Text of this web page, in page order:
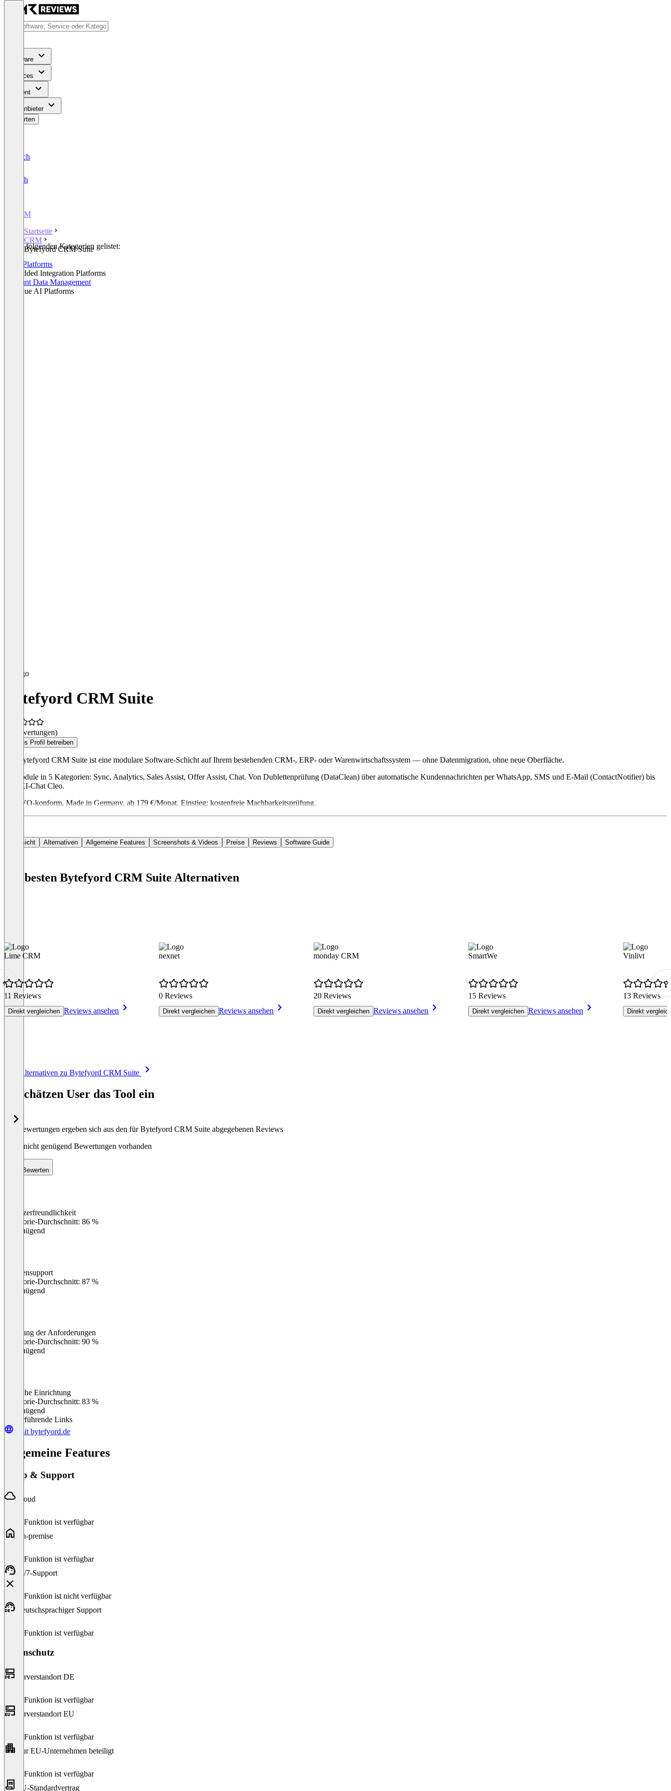
Software
Services
Content
Für Anbieter
Bewerten
Deutsch
English
CRM
Startseite
CRM
Bytefyord CRM Suite
In den folgenden Kategorien gelistet:
Sales Platforms
Embedded Integration Platforms
Account Data Management
Revenue AI Platforms
Bytefyord CRM Suite
(0 Bewertungen)
Dieses Profil betreiben
Die Bytefyord CRM Suite ist eine modulare Software-Schicht auf Ihrem bestehenden CRM-, ERP- oder Warenwirtschaftssystem — ohne Datenmigration, ohne neue Oberfläche.
13 Module in 5 Kategorien: Sync, Analytics, Sales Assist, Offer Assist, Chat. Von Dublettenprüfung (DataClean) über automatische Kundennachrichten per WhatsApp, SMS und E-Mail (ContactNotifier) bis
zum KI-Chat Cleo.
DSGVO-konform, Made in Germany, ab 179 €/Monat. Einstieg: kostenfreie Machbarkeitsprüfung.
Übersicht Alternativen Allgemeine Features Screenshots & Videos Preise Reviews Software Guide
Die besten Bytefyord CRM Suite Alternativen
Lime CRM
11 Reviews
Direkt vergleichen Reviews ansehen
nexnet
0 Reviews
Direkt vergleichen Reviews ansehen
monday CRM
20 Reviews
Direkt vergleichen Reviews ansehen
SmartWe
15 Reviews
Direkt vergleichen Reviews ansehen
Vinlivt
13 Reviews
Direkt
Alle Alternativen zu Bytefyord CRM Suite
So schätzen User das Tool ein
Die Bewertungen ergeben sich aus den für Bytefyord CRM Suite abgegebenen Reviews
Noch nicht genügend Bewertungen vorhanden
Bewerten
Benutzerfreundlichkeit
Kategorie-Durchschnitt: 86 %
Ungenügend
Kundensupport
Kategorie-Durchschnitt: 87 %
Ungenügend
Erfüllung der Anforderungen
Kategorie-Durchschnitt: 90 %
Ungenügend
Einfache Einrichtung
Kategorie-Durchschnitt: 83 %
Ungenügend
Weiterführende Links
Visit bytefyord.de
Allgemeine Features
Setup & Support
Cloud
Diese Funktion ist verfügbar
On-premise
Diese Funktion ist verfügbar
24/7-Support
Diese Funktion ist nicht verfügbar
Deutschsprachiger Support
Diese Funktion ist verfügbar
Datenschutz
Serverstandort DE
Diese Funktion ist verfügbar
Serverstandort EU
Diese Funktion ist verfügbar
Nur EU-Unternehmen beteiligt
Diese Funktion ist verfügbar
EU-Standardvertrag